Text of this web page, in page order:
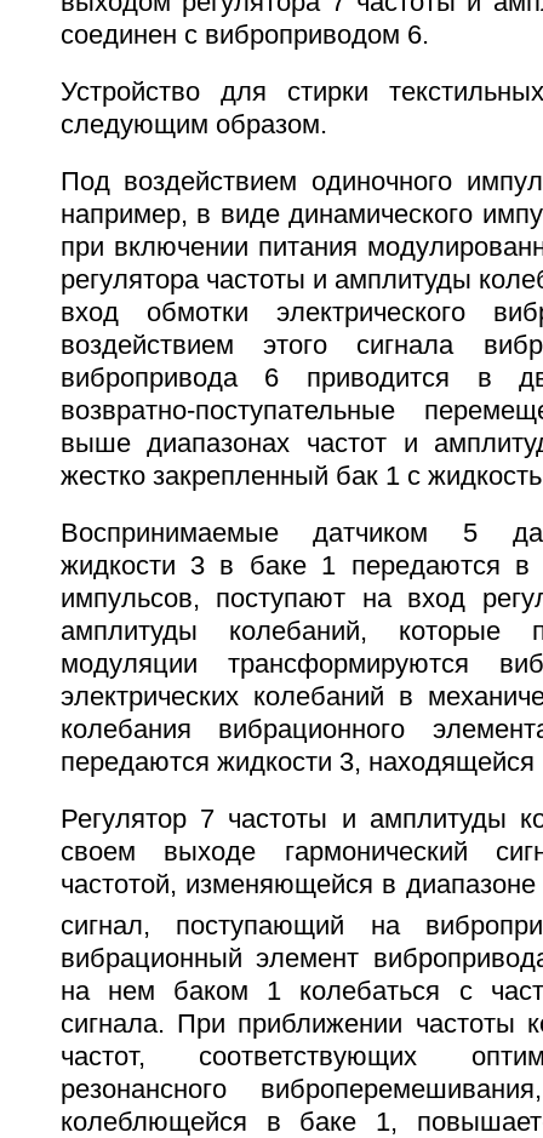
соединен с виброприводом 6.
Устройство для стирки
следующим образом.
Под воздействием одиночного
например, в виде динамического
при включении питания
регулятора частоты и амплитуды
вход обмотки электрического
воздействием этого сигнала
вибропривода 6 приводится в
возвратно-поступательные
выше диапазонах частот и
жестко закрепленный бак 1 с
Воспринимаемые датчиком 5
жидкости 3 в баке 1 передаются в
импульсов, поступают на вход
амплитуды колебаний, которые
модуляции трансформируются
электрических колебаний в
колебания вибрационного
передаются жидкости 3, находящейся
Регулятор 7 частоты и амплитуды
своем выходе гармонический
частотой, изменяющейся в диапазоне
сигнал, поступающий на
вибрационный элемент
на нем баком 1 колебаться с
сигнала. При приближении частоты
частот, соответствующих
резонансного
колеблющейся в баке 1,